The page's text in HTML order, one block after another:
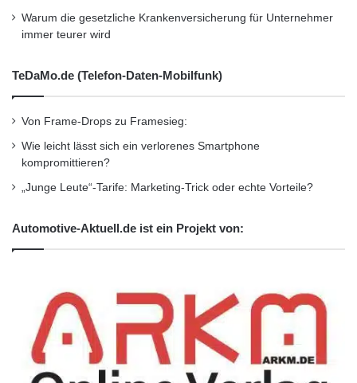
Warum die gesetzliche Krankenversicherung für Unternehmer
immer teurer wird
TeDaMo.de (Telefon-Daten-Mobilfunk)
Von Frame-Drops zu Framesieg:
Wie leicht lässt sich ein verlorenes Smartphone
kompromittieren?
„Junge Leute“-Tarife: Marketing-Trick oder echte Vorteile?
Automotive-Aktuell.de ist ein Projekt von: